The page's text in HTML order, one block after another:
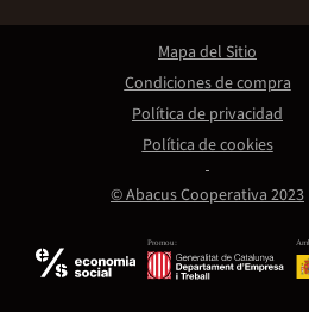
Promou:
© Abacus Cooperativa 2023
Mapa del Sitio
Condiciones de compra
Política de privacidad
Política de cookies